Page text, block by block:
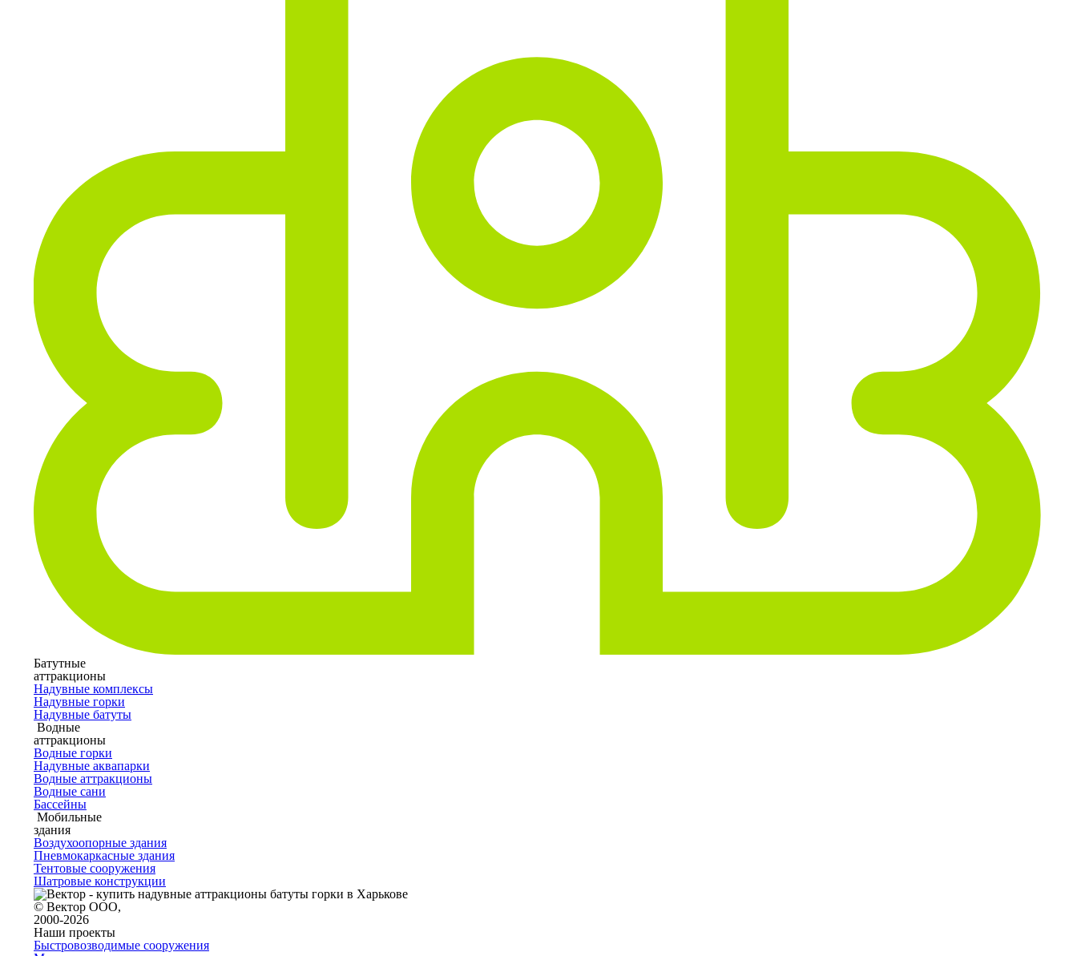
Батутные
аттракционы
Надувные комплексы
Надувные горки
Надувные батуты
Водные
аттракционы
Водные горки
Надувные аквапарки
Водные аттракционы
Водные сани
Бассейны
Мобильные
здания
Воздухоопорные здания
Пневмокаркасные здания
Тентовые сооружения
Шатровые конструкции
© Вектор ООО,
2000-2026
Наши проекты
Быстровозводимые сооружения